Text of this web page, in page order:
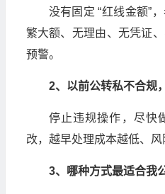
没有固定 “红线金额”
繁大额、无理由、无凭证
预警。
2、以前公转私不合规
停止违规操作，尽快
改，越早处理成本越低、风
3、哪种方式最适合我